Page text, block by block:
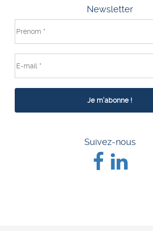
Newsletter
Suivez-nous